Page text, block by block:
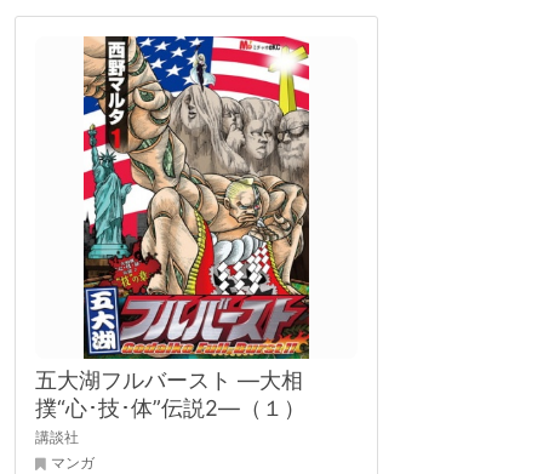
五大湖フルバースト ―大相
撲“心･技･体”伝説2―（１）
講談社
マンガ